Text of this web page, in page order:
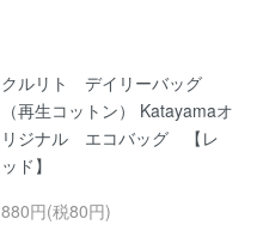
クルリト デイリーバッグ
（再生コットン） Katayamaオ
リジナル エコバッグ 【レ
ッド】
880円(税80円)